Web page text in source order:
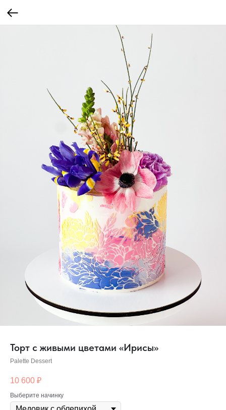
Торт с живыми цветами «Ирисы»
Palette Dessert
10 600 ₽
Выберите начинку